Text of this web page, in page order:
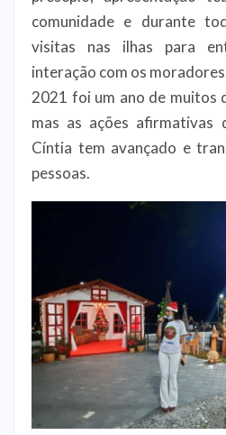
comunidade e durante
visitas nas ilhas para
interação com os
2021 foi um ano de muitos
mas as ações afirmativas
Cíntia tem avançado e
pessoas.